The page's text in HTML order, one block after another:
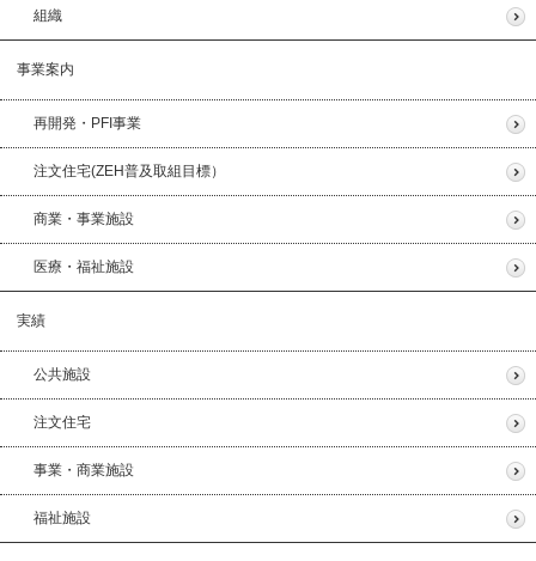
組織
事業案内
再開発・PFI事業
注文住宅(ZEH普及取組目標）
商業・事業施設
医療・福祉施設
実績
公共施設
注文住宅
事業・商業施設
福祉施設